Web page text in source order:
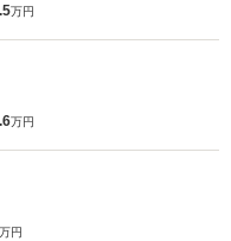
万円
万円
万円